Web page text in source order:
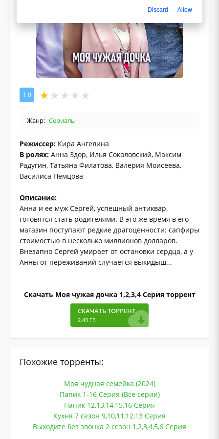
1.0
Жанр: Сериалы
Режиссер: Кира Ангелина
В ролях: Анна Здор, Илья Соколовский, Максим
Радугин, Татьяна Филатова, Валерия Моисеева,
Василиса Немцова
Описание:
Анна и ее муж Сергей, успешный антиквар,
готовятся стать родителями. В это же время в его
магазин поступают редкие драгоценности: сапфиры
стоимостью в несколько миллионов долларов.
Внезапно Сергей умирает от остановки сердца, а у
Анны от переживаний случается выкидыш...
Скачать Моя чужая дочка 1,2,3,4 Серия торрент
СКАЧАТЬ ТОРРЕНТ
2.43 ГБ
Похожие торренты:
Моя чудная семейка (2024)
Папик 1-16 Серия (Все серии)
Папик 12,13,14,15,16 Серия
Кухня 7 сезон 9,10,11,12,13 Серия
Выходите без звонка 2 сезон 1,2,3,4,5,6 Серия
Discard Allow